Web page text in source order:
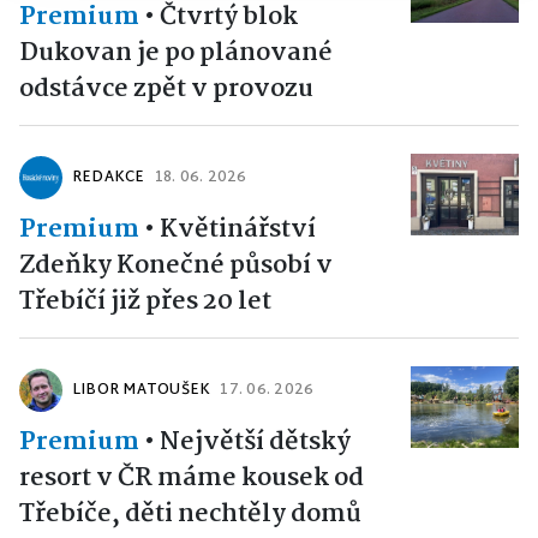
Premium •Čtvrtý blok
Dukovan je po plánované
odstávce zpět v provozu
REDAKCE 18. 06. 2026
Premium • Květinářství
Zdeňky Konečné působí v
Třebíčí již přes 20 let
LIBOR MATOUŠEK 17. 06. 2026
Premium • Největší dětský
resort v ČR máme kousek od
Třebíče, děti nechtěly domů